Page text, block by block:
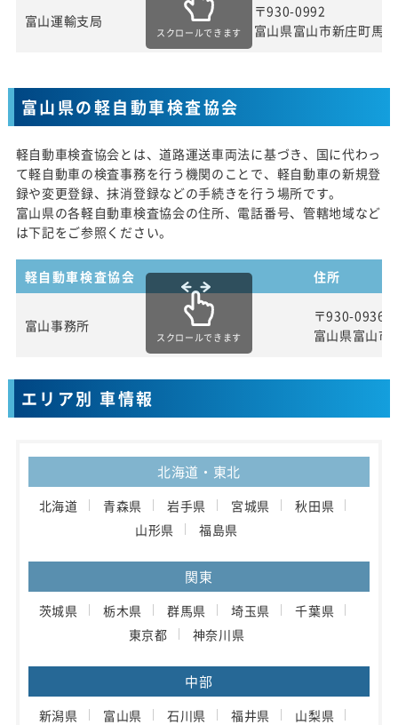
富山運輸支局
〒930-0992
富山県富山市新庄町馬
スクロールできます
富山県の軽自動車検査協会
軽自動車検査協会とは、道路運送車両法に基づき、国に代わっ
て軽自動車の検査事務を行う機関のことで、軽自動車の新規登
録や変更登録、抹消登録などの手続きを行う場所です。
富山県の各軽自動車検査協会の住所、電話番号、管轄地域など
は下記をご参照ください。
軽自動車検査協会 住所
富山事務所
〒930-0936
富山県富山市
スクロールできます
エリア別 車情報
北海道・東北
北海道 青森県 岩手県 宮城県
秋田県
山形県
福島県
関東
茨城県 栃木県 群馬県 埼玉県
千葉県
東京都
神奈川県
中部
新潟県 富山県 石川県 福井県
山梨県